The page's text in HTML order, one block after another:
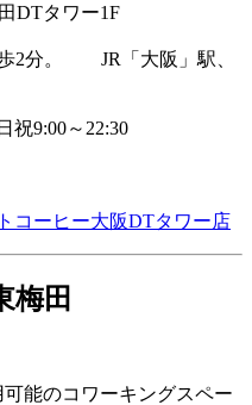
DTタワー1F
歩2分。 JR「大阪」駅、
祝9:00～22:30
コーヒー大阪DTタワー店
梅田
能のコワーキングスペー